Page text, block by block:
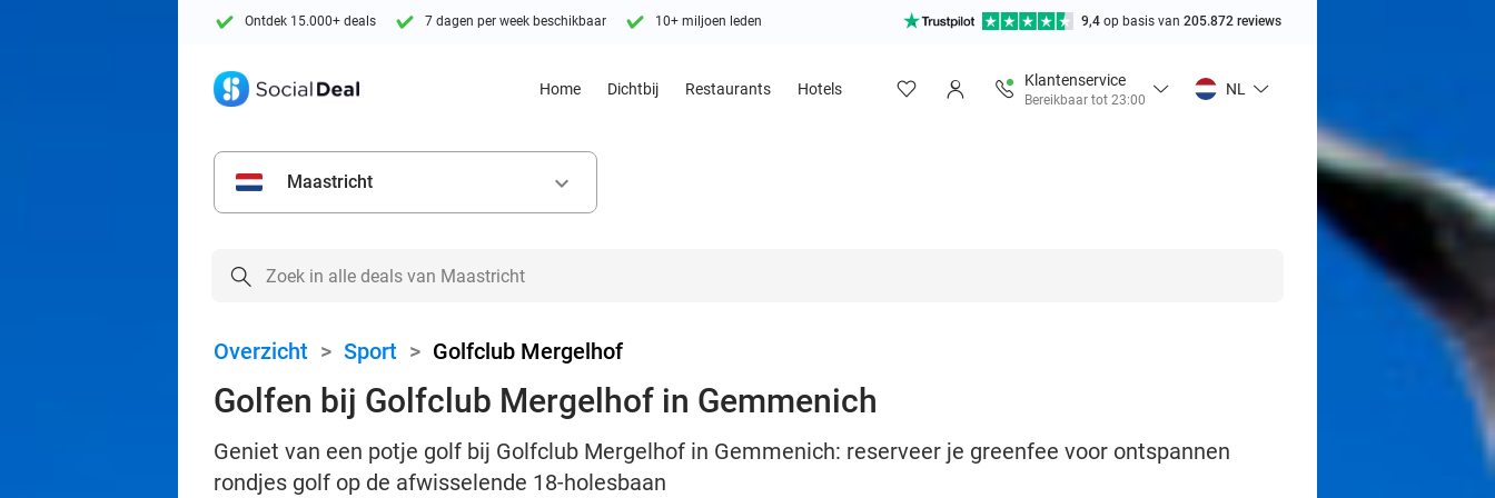
Ontdek 15.000+ deals 7 dagen per week beschikbaar 10+ miljoen leden 9,4 op basis van 205.872 reviews
Home Dichtbij Restaurants Hotels
Klantenservice
Bereikbaar tot 23:00
NL
Maastricht keyboard_arrow_down
Overzicht > Sport > Golfclub Mergelhof
Golfen bij Golfclub Mergelhof in Gemmenich
Geniet van een potje golf bij Golfclub Mergelhof in Gemmenich: reserveer je greenfee voor ontspannen
rondjes golf op de afwisselende 18-holesbaan